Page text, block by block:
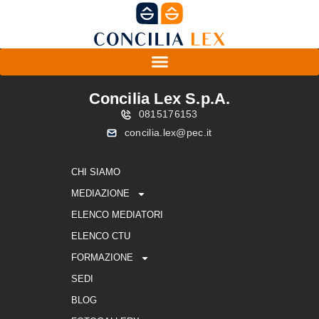
Concilia Lex S.p.A.
0815176153
concilia.lex@pec.it
CHI SIAMO
MEDIAZIONE
ELENCO MEDIATORI
ELENCO CTU
FORMAZIONE
SEDI
BLOG